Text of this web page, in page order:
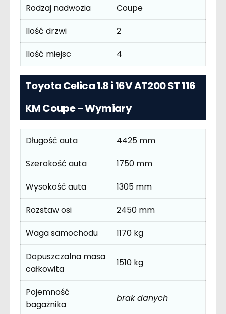
Rodzaj nadwozia
Coupe
Ilość drzwi
2
Ilość miejsc
4
Toyota Celica 1.8 i 16V AT200 ST 116
KM Coupe – Wymiary
Długość auta
4425 mm
Szerokość auta
1750 mm
Wysokość auta
1305 mm
Rozstaw osi
2450 mm
Waga samochodu
1170 kg
Dopuszczalna masa
całkowita
1510 kg
Pojemność
bagażnika
brak danych